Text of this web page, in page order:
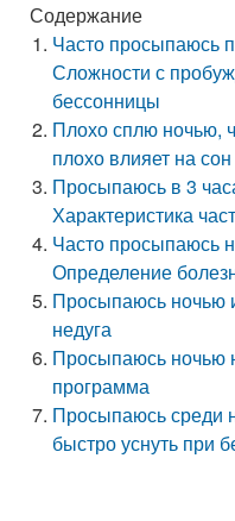
Содержание
Часто просыпаюсь
Сложности с
бессонницы
Плохо сплю ночью,
плохо влияет на сон
Просыпаюсь в 3
Характеристика
Часто просыпаюсь
Определение
Просыпаюсь ночью
недуга
Просыпаюсь ночью
программа
Просыпаюсь среди
быстро уснуть при